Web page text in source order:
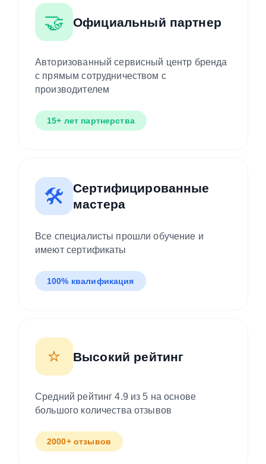
🤝 Официальный партнер
Авторизованный сервисный центр бренда
с прямым сотрудничеством с
производителем
15+ лет партнерства
🛠️
Сертифицированные
мастера
Все специалисты прошли обучение и
имеют сертификаты
100% квалификация
⭐ Высокий рейтинг
Средний рейтинг 4.9 из 5 на основе
большого количества отзывов
2000+ отзывов